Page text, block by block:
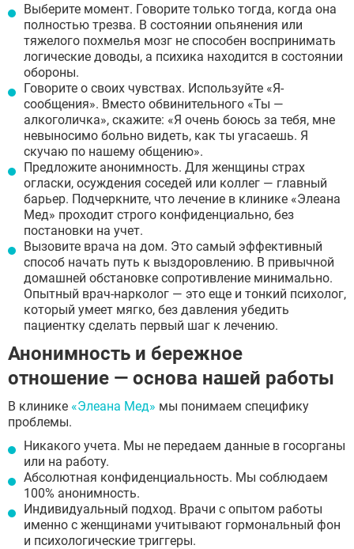
Выберите момент. Говорите только тогда, когда она
полностью трезва. В состоянии опьянения или
тяжелого похмелья мозг не способен воспринимать
логические доводы, а психика находится в состоянии
обороны.
Говорите о своих чувствах. Используйте «Я-
сообщения». Вместо обвинительного «Ты —
алкоголичка», скажите: «Я очень боюсь за тебя, мне
невыносимо больно видеть, как ты угасаешь. Я
скучаю по нашему общению».
Предложите анонимность. Для женщины страх
огласки, осуждения соседей или коллег — главный
барьер. Подчеркните, что лечение в клинике «Элеана
Мед» проходит строго конфиденциально, без
постановки на учет.
Вызовите врача на дом. Это самый эффективный
способ начать путь к выздоровлению. В привычной
домашней обстановке сопротивление минимально.
Опытный врач-нарколог — это еще и тонкий психолог,
который умеет мягко, без давления убедить
пациентку сделать первый шаг к лечению.
Анонимность и бережное
отношение — основа нашей работы
В клинике «Элеана Мед» мы понимаем специфику
проблемы.
Никакого учета. Мы не передаем данные в госорганы
или на работу.
Абсолютная конфиденциальность. Мы соблюдаем
100% анонимность.
Индивидуальный подход. Врачи с опытом работы
именно с женщинами учитывают гормональный фон
и психологические триггеры.